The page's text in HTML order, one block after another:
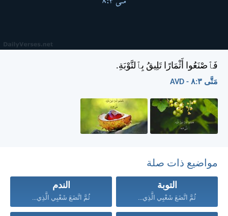
فَٱصْنَعُوا أَثْمَارًا تَلِيقُ بِٱلتَّوْبَةِ.
مَتَّى ٣:‏٨ - AVD
مواضيع ذات صلة
التوبة
ثُمَّ اتَّضَعَ شَعْبِي الَّذِي...
الندم
ثُمَّ اتَّضَعَ شَعْبِي الَّذِي...